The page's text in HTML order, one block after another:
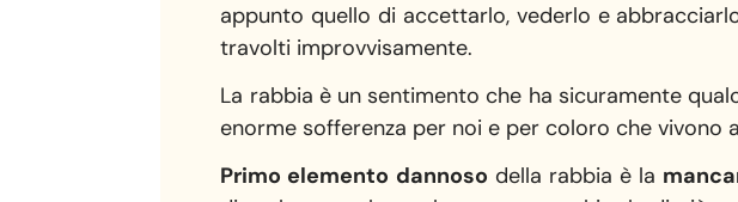
appunto quello di accettarlo, vederlo e
travolti improvvisamente.
La rabbia è un sentimento che ha sicuramente
enorme sofferenza per noi e per coloro che vivono
Primo elemento dannoso della rabbia è la